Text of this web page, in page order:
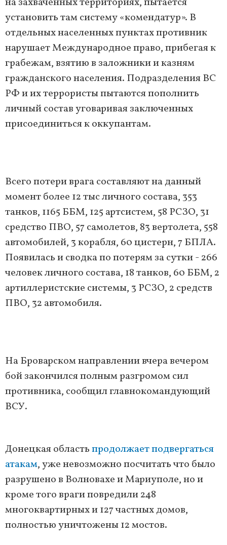
установить там систему «комендатур». В
отдельных населенных пунктах противник
нарушает Международное право, прибегая к
грабежам, взятию в заложники и казням
гражданского населения. Подразделения ВС
РФ и их террористы пытаются пополнить
личный состав уговаривая заключенных
присоединиться к оккупантам.
Всего потери врага составляют на данный
момент более 12 тыс личного состава, 353
танков, 1165 ББМ, 125 артсистем, 58 РСЗО, 31
средство ПВО, 57 самолетов, 83 вертолета, 558
автомобилей, 3 корабля, 60 цистерн, 7 БПЛА.
Появилась и сводка по потерям за сутки - 266
человек личного состава, 18 танков, 60 ББМ, 2
артиллеристские системы, 3 РСЗО, 2 средств
ПВО, 32 автомобиля.
На Броварском направлении вчера вечером
бой закончился полным разгромом сил
противника, сообщил главнокомандующий
ВСУ.
Донецкая областьпродолжает подвергаться
атакам, уже невозможно посчитать что было
разрушено в Волновахе и Мариуполе, но и
кроме того враги повредили 248
многоквартирных и 127 частных домов,
полностью уничтожены 12 мостов.